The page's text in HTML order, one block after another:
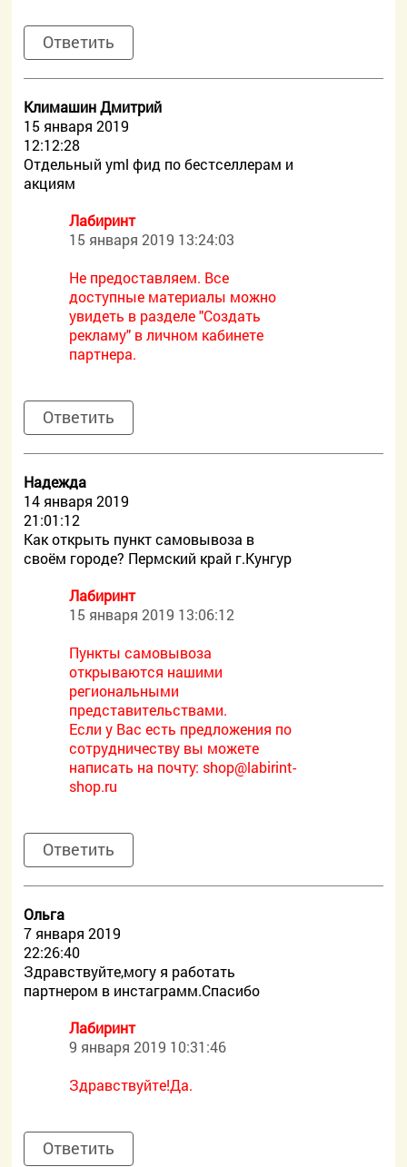
Ответить
Климашин Дмитрий
15 января 2019
12:12:28
Отдельный yml фид по бестселлерам и
акциям
Лабиринт
15 января 2019 13:24:03
Не предоставляем. Все
доступные материалы можно
увидеть в разделе "Создать
рекламу" в личном кабинете
партнера.
Ответить
Надежда
14 января 2019
21:01:12
Как открыть пункт самовывоза в
своём городе? Пермский край г.Кунгур
Лабиринт
15 января 2019 13:06:12
Пункты самовывоза
открываются нашими
региональными
представительствами.
Если у Вас есть предложения по
сотрудничеству вы можете
написать на почту: shop@labirint-
shop.ru
Ответить
Ольга
7 января 2019
22:26:40
Здравствуйте,могу я работать
партнером в инстаграмм.Спасибо
Лабиринт
9 января 2019 10:31:46
Здравствуйте!Да.
Ответить